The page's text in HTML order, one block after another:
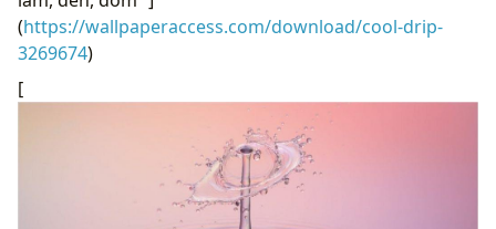
(https://wallpaperaccess.com/download/cool-drip-
3269674)
[